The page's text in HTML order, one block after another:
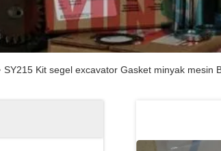
SY215 Kit segel excavator Gasket minyak mesin